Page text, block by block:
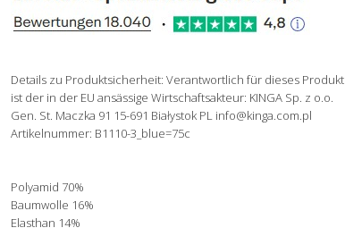
Details zu Produktsicherheit: Verantwortlich für dieses Produkt
ist der in der EU ansässige Wirtschaftsakteur: KINGA Sp. z o.o.
Gen. St. Maczka 91 15-691 Białystok PL info@kinga.com.pl
Artikelnummer: B1110-3_blue=75c
Polyamid 70%
Baumwolle 16%
Elasthan 14%